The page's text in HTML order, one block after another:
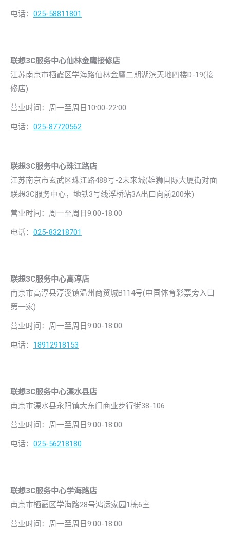
电话： 025-58811801
联想3C服务中心仙林金鹰接修店
江苏南京市栖霞区学海路仙林金鹰二期湖滨天地四楼D-19(接
修店)
营业时间：周一至周日10:00-22:00
电话： 025-87720562
联想3C服务中心珠江路店
江苏南京市玄武区珠江路488号-2未来城(雄狮国际大厦街对面
联想3C服务中心，地铁3号线浮桥站3A出口向前200米)
营业时间：周一至周日9:00-18:00
电话： 025-83218701
联想3C服务中心高淳店
南京市高淳县淳溪镇温州商贸城B114号(中国体育彩票旁入口
第一家)
营业时间：周一至周日9:00-18:00
电话： 18912918153
联想3C服务中心溧水县店
南京市溧水县永阳镇大东门商业步行街38-106
营业时间：周一至周日9:00-18:00
电话： 025-56218180
联想3C服务中心学海路店
南京市栖霞区学海路28号鸿运家园1栋6室
营业时间：周一至周日9:00-18:00